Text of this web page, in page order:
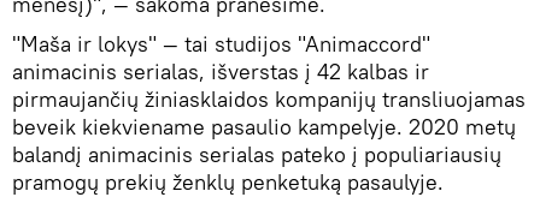
"Maša ir lokys" — tai studijos "Animaccord"
animacinis serialas, išverstas į 42 kalbas ir
pirmaujančių žiniasklaidos kompanijų transliuojamas
beveik kiekviename pasaulio kampelyje. 2020 metų
balandį animacinis serialas pateko į populiariausių
pramogų prekių ženklų penketuką pasaulyje.